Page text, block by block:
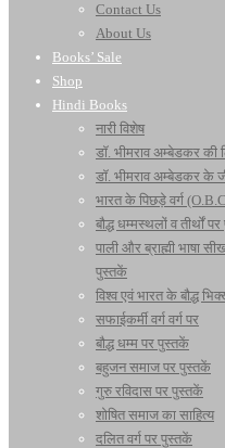
Contact Us
About Us
Books’ Sale
Shop
Hindi Books
नारी विशेष
डॉ. भीमराव अम्बेडकर की
डॉ. भीमराव अम्बेडकर के
भारत के पिछड़े वर्ग
बौद्ध धम्मस्थलों व तीर्थों
पाली और ब्राह्मी भाषा
पुस्तकें
विश्व एवं भारत के बौद्ध
सफाईकर्मी वर्ग वर्ग पर
बौद्ध धम्म पर पुस्तकें
बहुजन समाज पर पुस्तकें
गुरु रविदास पर पुस्तकें
शोषित समाज का साहित्य
दलित वर्ग पर पुस्तकें